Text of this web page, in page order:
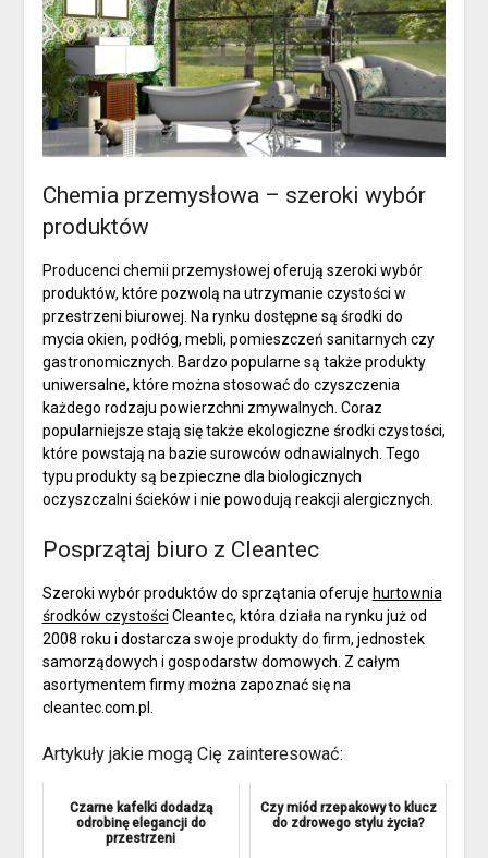
Chemia przemysłowa – szeroki wybór
produktów
Producenci chemii przemysłowej oferują szeroki wybór
produktów, które pozwolą na utrzymanie czystości w
przestrzeni biurowej. Na rynku dostępne są środki do
mycia okien, podłóg, mebli, pomieszczeń sanitarnych czy
gastronomicznych. Bardzo popularne są także produkty
uniwersalne, które można stosować do czyszczenia
każdego rodzaju powierzchni zmywalnych. Coraz
popularniejsze stają się także ekologiczne środki czystości,
które powstają na bazie surowców odnawialnych. Tego
typu produkty są bezpieczne dla biologicznych
oczyszczalni ścieków i nie powodują reakcji alergicznych.
Posprzątaj biuro z Cleantec
Szeroki wybór produktów do sprzątania oferuje hurtownia
środków czystości Cleantec, która działa na rynku już od
2008 roku i dostarcza swoje produkty do firm, jednostek
samorządowych i gospodarstw domowych. Z całym
asortymentem firmy można zapoznać się na
cleantec.com.pl.
Artykuły jakie mogą Cię zainteresować:
Czarne kafelki dodadzą
odrobinę elegancji do
przestrzeni
Czy miód rzepakowy to klucz
do zdrowego stylu życia?